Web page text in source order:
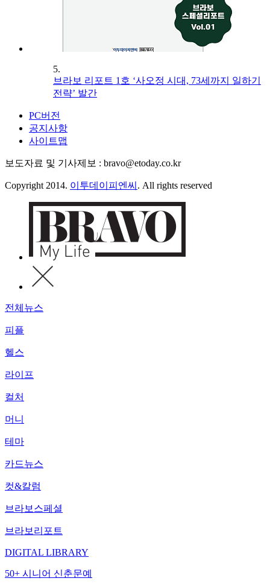
5.
브라보 리포트 1호 ‘사오정 시대, 73세까지 일하기
전략’ 발간
PC버전
공지사항
사이트맵
보도자료 및 기사제보 : bravo@etoday.co.kr
Copyright 2014. 이투데이피엔씨 . All rights reserved
전체뉴스
피플
헬스
라이프
컬처
머니
테마
카드뉴스
컷&칼럼
브라보스페셜
브라보리포트
DIGITAL LIBRARY
50+ 시니어 신춘문예